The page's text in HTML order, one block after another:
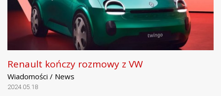
Renault kończy rozmowy z VW
Wiadomości / News
2024.05.18